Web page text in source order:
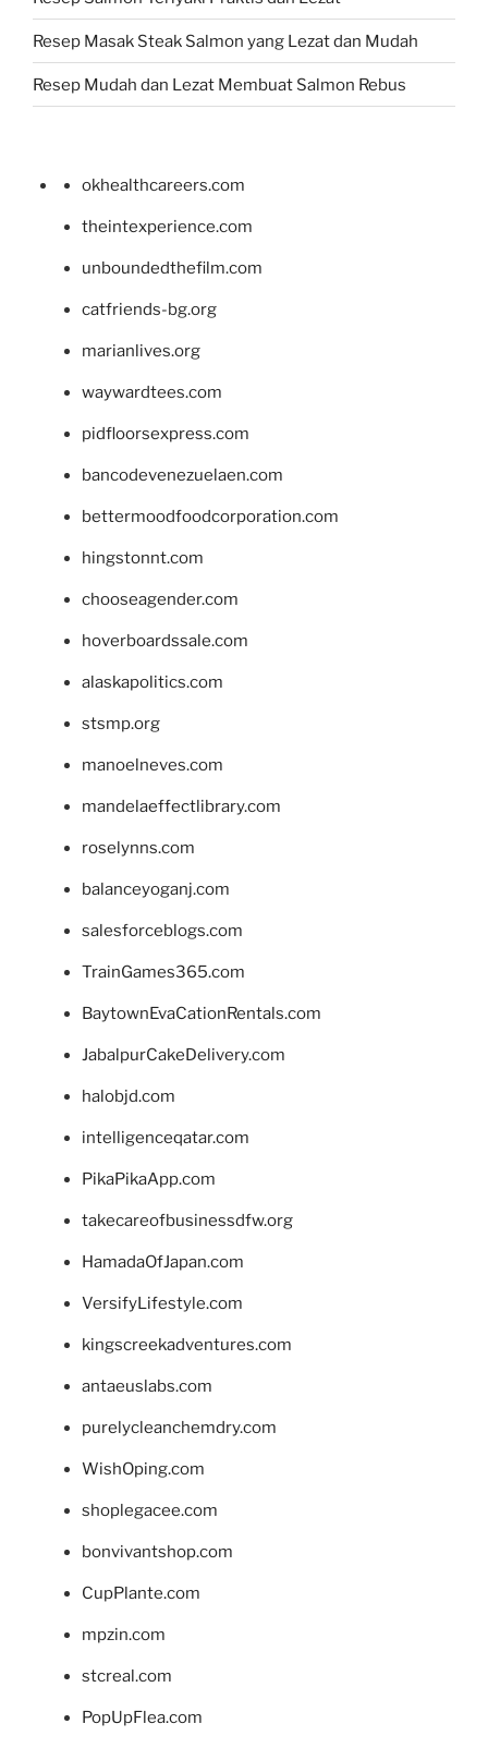
Resep Masak Steak Salmon yang Lezat dan Mudah
Resep Mudah dan Lezat Membuat Salmon Rebus
okhealthcareers.com
theintexperience.com
unboundedthefilm.com
catfriends-bg.org
marianlives.org
waywardtees.com
pidfloorsexpress.com
bancodevenezuelaen.com
bettermoodfoodcorporation.com
hingstonnt.com
chooseagender.com
hoverboardssale.com
alaskapolitics.com
stsmp.org
manoelneves.com
mandelaeffectlibrary.com
roselynns.com
balanceyoganj.com
salesforceblogs.com
TrainGames365.com
BaytownEvaCationRentals.com
JabalpurCakeDelivery.com
halobjd.com
intelligenceqatar.com
PikaPikaApp.com
takecareofbusinessdfw.org
HamadaOfJapan.com
VersifyLifestyle.com
kingscreekadventures.com
antaeuslabs.com
purelycleanchemdry.com
WishOping.com
shoplegacee.com
bonvivantshop.com
CupPlante.com
mpzin.com
stcreal.com
PopUpFlea.com